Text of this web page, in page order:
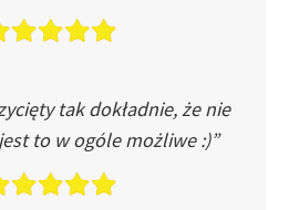
tak dokładnie, że nie
to w ogóle możliwe :)”